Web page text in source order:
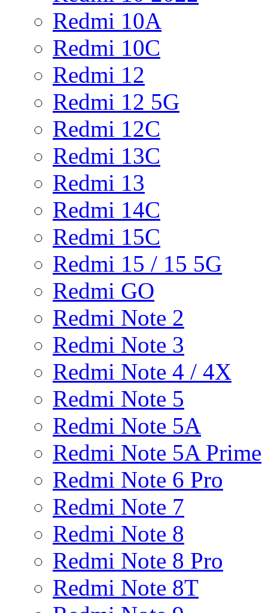
Redmi 10A
Redmi 10C
Redmi 12
Redmi 12 5G
Redmi 12C
Redmi 13C
Redmi 13
Redmi 14C
Redmi 15C
Redmi 15 / 15 5G
Redmi GO
Redmi Note 2
Redmi Note 3
Redmi Note 4 / 4X
Redmi Note 5
Redmi Note 5A
Redmi Note 5A Prime
Redmi Note 6 Pro
Redmi Note 7
Redmi Note 8
Redmi Note 8 Pro
Redmi Note 8T